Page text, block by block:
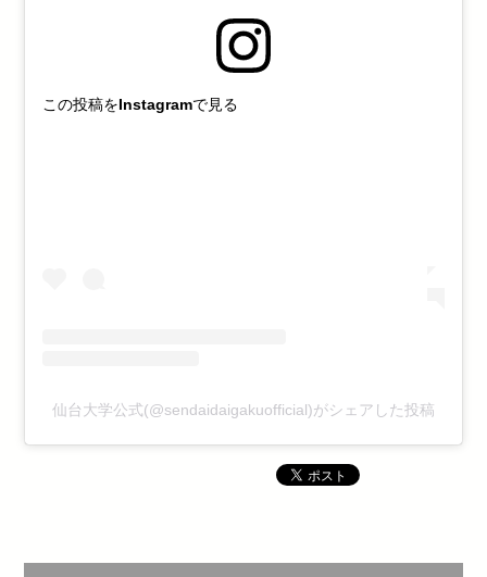
この投稿をInstagramで見る
仙台大学公式(@sendaidaigakuofficial)がシェアした投稿